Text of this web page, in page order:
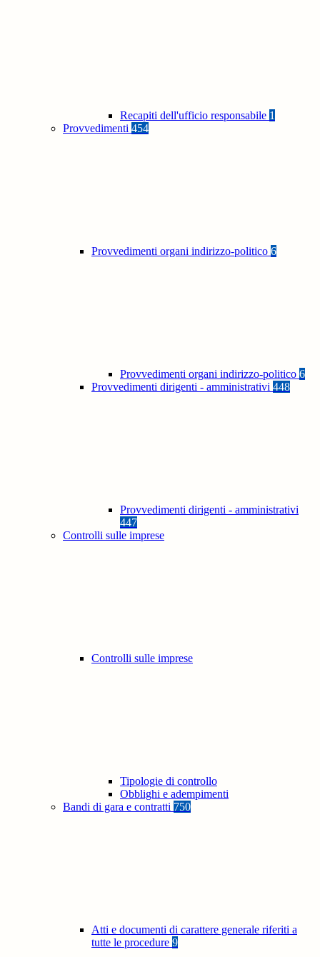
Recapiti dell'ufficio responsabile 1
Provvedimenti 454
Provvedimenti organi indirizzo-politico 6
Provvedimenti organi indirizzo-politico 6
Provvedimenti dirigenti - amministrativi 448
Provvedimenti dirigenti - amministrativi
447
Controlli sulle imprese
Controlli sulle imprese
Tipologie di controllo
Obblighi e adempimenti
Bandi di gara e contratti 750
Atti e documenti di carattere generale riferiti a
tutte le procedure 9